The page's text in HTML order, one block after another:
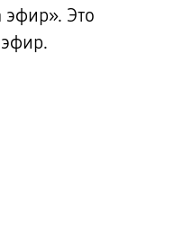
эфир». Это